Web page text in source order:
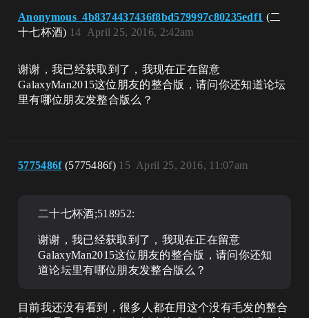
Anonymous_4b8374437436f8bd579997c80235edf1 (二
十七杯酒)
April 25, 2016, 2:42am
14
谢谢，我已经获取到了，我现在正在留意
GalaxyMan2015这位朋友的整合版，请问你还知道论坛
里有哪位朋友发整合版么？
5775486f (5775486f) April 25, 2016, 11:07am
15
二十七杯酒;518952:
谢谢，我已经获取到了，我现在正在留意
GalaxyMan2015这位朋友的整合版，请问你还知
道论坛里有哪位朋友发整合版么？
目前我还没有看到，很多人都在用这个没有毛发的整合